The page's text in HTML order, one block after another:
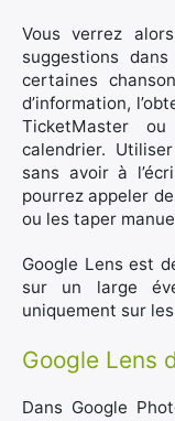
Vous verrez
suggestions
certaines
d’information,
TicketMaster
calendrier.
sans avoir à
pourrez appeler
ou les taper
Google Lens est
sur un large
uniquement sur
Google Lens
Dans Google